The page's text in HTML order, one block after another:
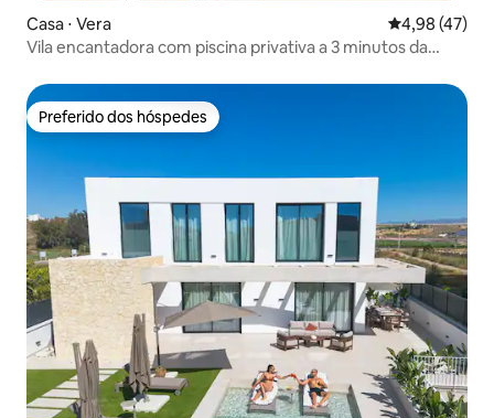
Casa ⋅ Vera 4,98 de uma
4,98 (47)
Vila encantadora com piscina privativa a 3 minutos da
Preferido dos hóspedes
Preferido dos hóspedes